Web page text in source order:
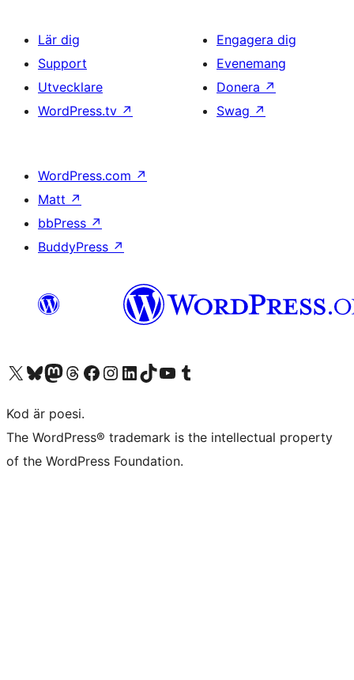
Lär dig
Support
Utvecklare
WordPress.tv ↗
Engagera dig
Evenemang
Donera ↗
Swag ↗
WordPress.com ↗
Matt ↗
bbPress ↗
BuddyPress ↗
Besök vår X-konto (f.d. Twitter)
Besök vårt Bluesky-konto
Besök vårt Mastodon-konto
Besök vårt Thread-konto
Besök vår Facebook-sidaBesök vårt Instagram-konto
Besök vårt LinkedIn-konto
Besök vårt TikTok-konto
Besök vår YouTube-kanalBesök vårt Tumblr-konto
Kod är poesi.
The WordPress® trademark is the intellectual property
of the WordPress Foundation.